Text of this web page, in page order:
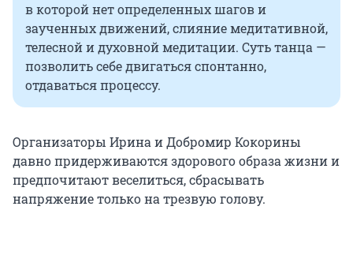
в которой нет определенных шагов и
заученных движений, слияние медитативной,
телесной и духовной медитации. Суть танца —
позволить себе двигаться спонтанно,
отдаваться процессу.
Организаторы Ирина и Добромир Кокорины
давно придерживаются здорового образа жизни и
предпочитают веселиться, сбрасывать
напряжение только на трезвую голову.